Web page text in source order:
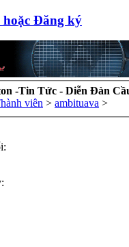
Đăng ký
-Tin Tức - Diễn Đàn
viên > ambituava >